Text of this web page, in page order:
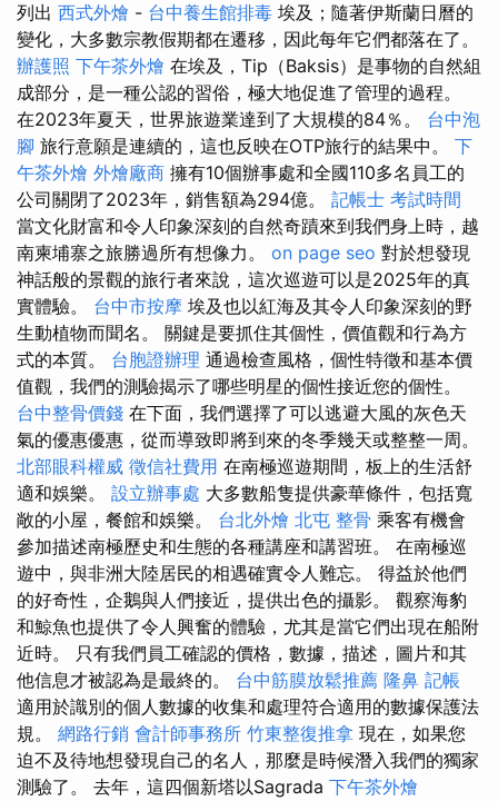
列出 西式外燴 - 台中養生館排毒 埃及；隨著伊斯蘭日曆的
變化，大多數宗教假期都在遷移，因此每年它們都落在了。
辦護照 下午茶外燴 在埃及，Tip（Baksis）是事物的自然組
成部分，是一種公認​​的習俗，極大地促進了管理的過程。
在2023年夏天，世界旅遊業達到了大規模的84％。 台中泡
腳 旅行意願是連續的，這也反映在OTP旅行的結果中。 下
午茶外燴 外燴廠商 擁有10個辦事處和全國110多名員工的
公司關閉了2023年，銷售額為294億。 記帳士 考試時間
當文化財富和令人印象深刻的自然奇蹟來到我們身上時，越
南柬埔寨之旅勝過所有想像力。 on page seo 對於想發現
神話般的景觀的旅行者來說，這次巡遊可以是2025年的真
實體驗。 台中市按摩 埃及也以紅海及其令人印象深刻的野
生動植物而聞名。 關鍵是要抓住其個性，價值觀和行為方
式的本質。 台胞證辦理 通過檢查風格，個性特徵和基本價
值觀，我們的測驗揭示了哪些明星的個性接近您的個性。
台中整骨價錢 在下面，我們選擇了可以逃避大風的灰色天
氣的優惠優惠，從而導致即將到來的冬季幾天或整整一周。
北部眼科權威 徵信社費用 在南極巡遊期間，板上的生活舒
適和娛樂。 設立辦事處 大多數船隻提供豪華條件，包括寬
敞的小屋，餐館和娛樂。 台北外燴 北屯 整骨 乘客有機會
參加描述南極歷史和生態的各種講座和講習班。 在南極巡
遊中，與非洲大陸居民的相遇確實令人難忘。 得益於他們
的好奇性，企鵝與人們接近，提供出色的攝影。 觀察海豹
和鯨魚也提供了令人興奮的體驗，尤其是當它們出現在船附
近時。 只有我們員工確認的價格，數據，描述，圖片和其
他信息才被認為是最終的。 台中筋膜放鬆推薦 隆鼻 記帳
適用於識別的個人數據的收集和處理符合適用的數據保護法
規。 網路行銷 會計師事務所 竹東整復推拿 現在，如果您
迫不及待地想發現自己的名人，那麼是時候潛入我們的獨家
測驗了。 去年，這四個新塔以Sagrada 下午茶外燴